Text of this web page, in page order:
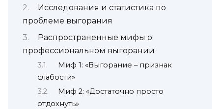
Исследования и статистика по
проблеме выгорания
Распространенные мифы о
профессиональном выгорании
Миф 1: «Выгорание – признак
слабости»
Миф 2: «Достаточно просто
отдохнуть»